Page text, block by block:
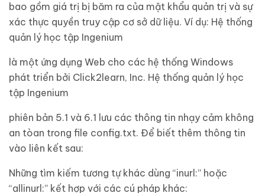
bao gồm giá trị bị băm ra của mật khẩu quản trị và sự
xác thực quyền truy cập cơ sở dữ liệu. Ví dụ: Hệ thống
quản lý học tập Ingenium
là một ứng dụng Web cho các hệ thống Windows
phát triển bởi Click2learn, Inc. Hệ thống quản lý học
tập Ingenium
phiên bản 5.1 và 6.1 lưu các thông tin nhạy cảm không
an tòan trong file config.txt. Để biết thêm thông tin
vào liên kết sau:
Những tìm kiếm tương tự khác dùng “inurl:” hoặc
“allinurl:” kết hợp với các cú pháp khác: